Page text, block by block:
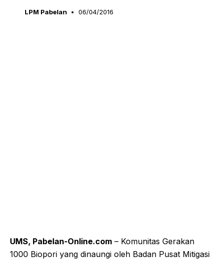
LPM Pabelan 06/04/2016
UMS, Pabelan-Online.com – Komunitas Gerakan
1000 Biopori yang dinaungi oleh Badan Pusat Mitigasi